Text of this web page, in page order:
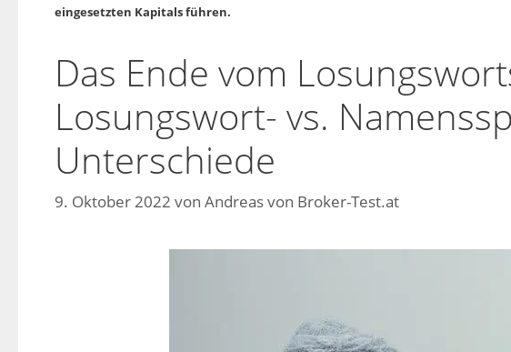
eingesetzten Kapitals führen.
Das Ende vom
Losungswort- vs.
Unterschiede
9. Oktober 2022 von Andreas von Broker-Test.at